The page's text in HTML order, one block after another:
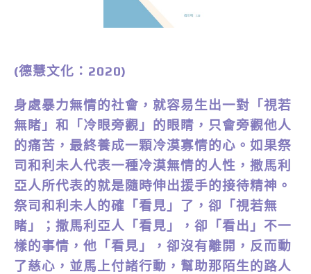
(德慧文化：2020)
身處暴力無情的社會，就容易生出一對「視若
無睹」和「冷眼旁觀」的眼睛，只會旁觀他人
的痛苦，最終養成一顆冷漠寡情的心。如果祭
司和利未人代表一種冷漠無情的人性，撒馬利
亞人所代表的就是隨時伸出援手的接待精神。
祭司和利未人的確「看見」了，卻「視若無
睹」；撒馬利亞人「看見」，卻「看出」不一
樣的事情，他「看見」，卻沒有離開，反而動
了慈心，並馬上付諸行動，幫助那陌生的路人